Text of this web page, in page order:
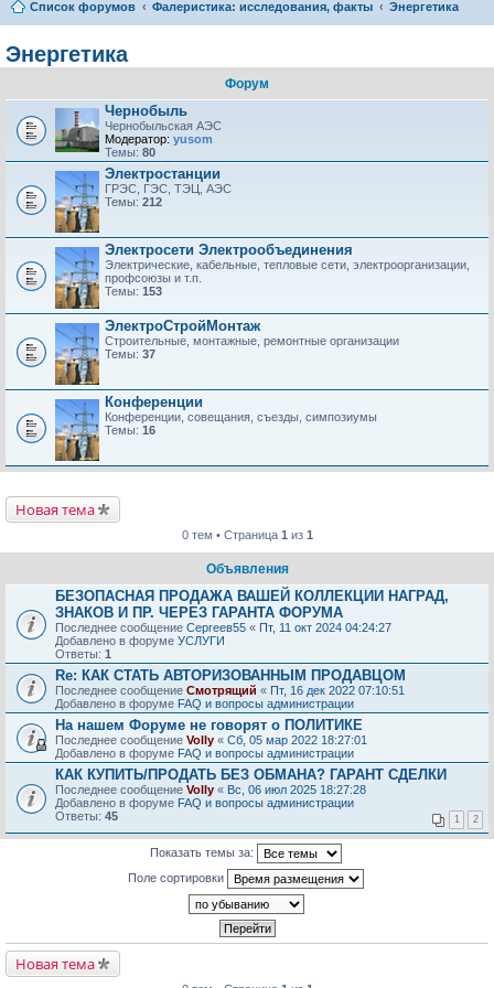
Список форумов Фалеристика: исследования, факты Энергетика
Энергетика
Форум
Чернобыль
Чернобыльская АЭС
Модератор: yusom
Темы: 80
Электростанции
ГРЭС, ГЭС, ТЭЦ, АЭС
Темы: 212
Электросети Электрообъединения
Электрические, кабельные, тепловые сети, электроорганизации,
профсоюзы и т.п.
Темы: 153
ЭлектроСтройМонтаж
Строительные, монтажные, ремонтные организации
Темы: 37
Конференции
Конференции, совещания, съезды, симпозиумы
Темы: 16
Новая тема
0 тем • Страница 1 из 1
Объявления
БЕЗОПАСНАЯ ПРОДАЖА ВАШЕЙ КОЛЛЕКЦИИ НАГРАД,
ЗНАКОВ И ПР. ЧЕРЕЗ ГАРАНТА ФОРУМА
Последнее сообщение Сергеев55 « Пт, 11 окт 2024 04:24:27
Добавлено в форуме УСЛУГИ
Ответы: 1
Re: КАК СТАТЬ АВТОРИЗОВАННЫМ ПРОДАВЦОМ
Последнее сообщение Смотрящий « Пт, 16 дек 2022 07:10:51
Добавлено в форуме FAQ и вопросы администрации
На нашем Форуме не говорят о ПОЛИТИКЕ
Последнее сообщение Volly « Сб, 05 мар 2022 18:27:01
Добавлено в форуме FAQ и вопросы администрации
КАК КУПИТЬ/ПРОДАТЬ БЕЗ ОБМАНА? ГАРАНТ СДЕЛКИ
Последнее сообщение Volly « Вс, 06 июл 2025 18:27:28
Добавлено в форуме FAQ и вопросы администрации
Ответы: 45 1 2
Показать темы за:
Поле сортировки
Новая тема